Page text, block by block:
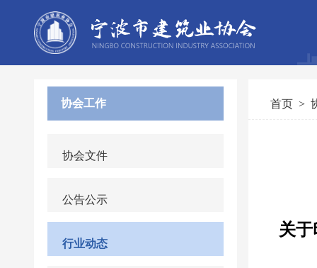
协会工作
协会文件
公告公示
行业动态
首页>